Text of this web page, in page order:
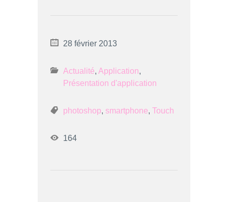
28 février 2013
Actualité, Application,
Présentation d'application
photoshop, smartphone, Touch
164